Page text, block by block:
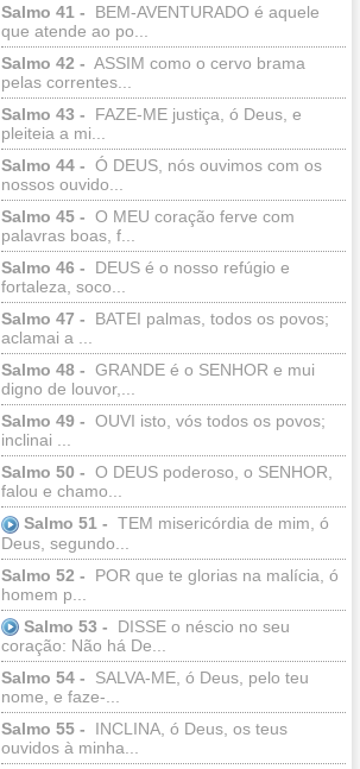
Salmo 41 -
BEM-AVENTURADO é aquele
que atende ao po...
Salmo 42 - ASSIM como o cervo brama
pelas correntes...
Salmo 43 -
FAZE-ME justiça, ó Deus, e
pleiteia a mi...
Salmo 44 - Ó DEUS, nós ouvimos com os
nossos ouvido...
Salmo 45 - O MEU coração ferve com
palavras boas, f...
Salmo 46 -
DEUS é o nosso refúgio e
fortaleza, soco...
Salmo 47 -
BATEI palmas, todos os povos;
aclamai a ...
Salmo 48 - GRANDE é o SENHOR e mui
digno de louvor,...
Salmo 49 - OUVI isto, vós todos os povos;
inclinai ...
Salmo 50 - O DEUS poderoso, o SENHOR,
falou e chamo...
Salmo 51 - TEM misericórdia de mim, ó
Deus, segundo...
Salmo 52 -
POR que te glorias na malícia, ó
homem p...
Salmo 53 -
DISSE o néscio no seu
coração: Não há De...
Salmo 54 -
SALVA-ME, ó Deus, pelo teu
nome, e faze-...
Salmo 55 -
INCLINA, ó Deus, os teus
ouvidos à minha...